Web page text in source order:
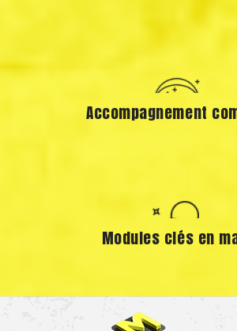
Accompagnement
Modules clés en